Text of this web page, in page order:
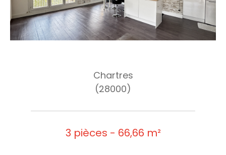
Chartres
(28000)
3 pièces - 66,66 m²